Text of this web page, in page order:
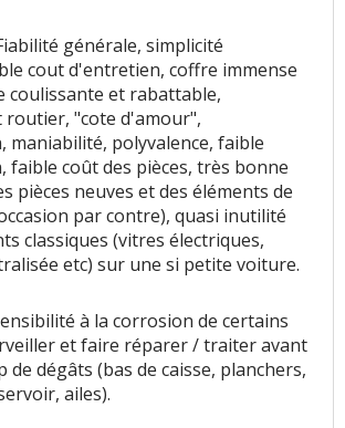
générale, simplicité
cout d'entretien, coffre immense
coulissante et rabattable,
"cote d'amour",
maniabilité, polyvalence, faible
faible coût des pièces, très bonne
pièces neuves et des éléments de
par contre), quasi inutilité
classiques (vitres électriques,
etc) sur une si petite voiture.
à la corrosion de certains
et faire réparer / traiter avant
dégâts (bas de caisse, planchers,
ailes).